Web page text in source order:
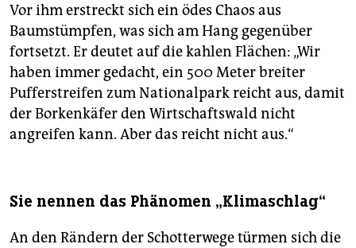
Vor ihm erstreckt sich ein ödes Chaos aus
Baumstümpfen, was sich am Hang gegenüber
fortsetzt. Er deutet auf die kahlen Flächen: „Wir
haben immer gedacht, ein 500 Meter breiter
Pufferstreifen zum Nationalpark reicht aus, damit
der Borkenkäfer den Wirtschaftswald nicht
angreifen kann. Aber das reicht nicht aus.“
Sie nennen das Phänomen „Klimaschlag“
An den Rändern der Schotterwege türmen sich die